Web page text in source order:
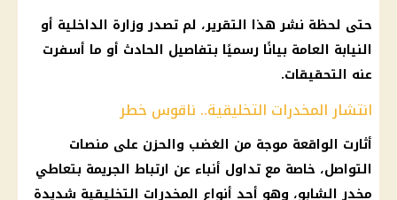
حتى لحظة نشر هذا التقرير، لم تصدر وزارة الداخلية أو
النيابة العامة بيانًا رسميًا بتفاصيل الحادث أو ما أسفرت
عنه التحقيقات.
انتشار المخدرات التخليقية.. ناقوس خطر
أثارت الواقعة موجة من الغضب والحزن على منصات
التواصل، خاصة مع تداول أنباء عن ارتباط الجريمة بتعاطي
مخدر الشابو، وهو أحد أنواع المخدرات التخليقية شديدة